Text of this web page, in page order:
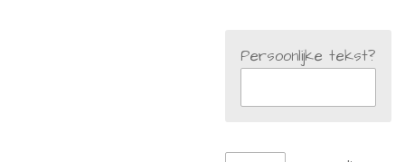
Persoonlijke tekst?